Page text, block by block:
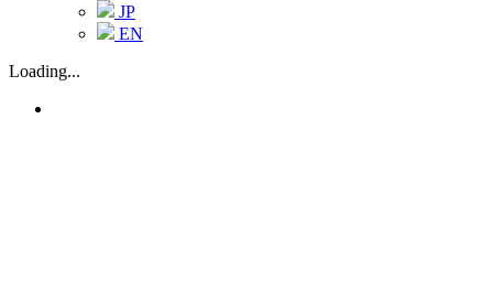
JP
EN
Loading...